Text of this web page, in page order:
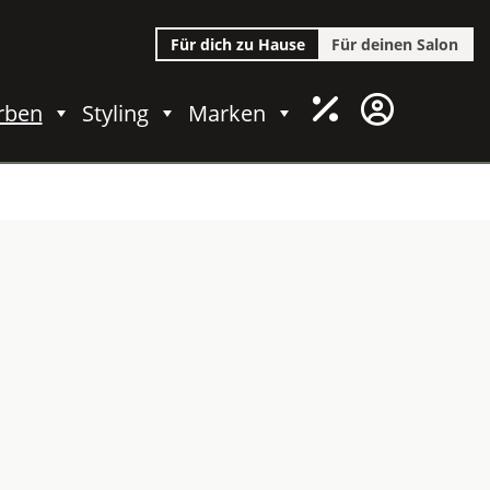
Für dich zu Hause Für deinen Salon
Styling Marken